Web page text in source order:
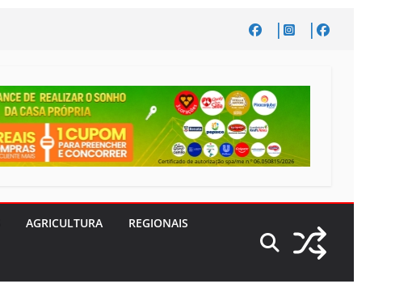
AGRICULTURA REGIONAIS